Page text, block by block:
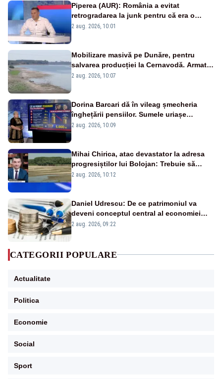
Piperea (AUR): România a evitat
retrogradarea la junk pentru că era o
catastrofă pentru bănci și fondurile de
2 aug. 2026, 10:01
Mobilizare masivă pe Dunăre, pentru
salvarea producției la Cernavodă. Armata
va detona o stâncă și va devia apa
2 aug. 2026, 10:07
Dorina Barcari dă în vileag șmecheria
înghețării pensiilor. Sumele uriașe
pierdute de fiecare român
2 aug. 2026, 10:09
Mihai Chirica, atac devastator la adresa
progresiștilor lui Bolojan: Trebuie să
protejăm și natura, dar nu șținem omaneii
2 aug. 2026, 10:12
Daniel Udrescu: De ce patrimoniul va
deveni conceptul central al economiei
viitoare?
2 aug. 2026, 09:22
CATEGORII POPULARE
Actualitate
Politica
Economie
Social
Sport